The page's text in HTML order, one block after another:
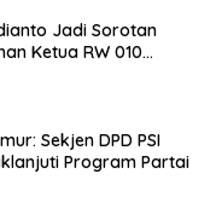
Jadi Sorotan
Ketua RW 010
Sekjen DPD PSI
Program Partai